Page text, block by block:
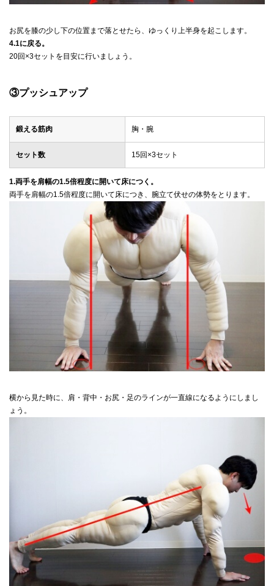
お尻を膝の少し下の位置まで落とせたら、ゆっくり上半身を起こします。
4.1に戻る。
20回×3セットを目安に行いましょう。
③プッシュアップ
鍛える筋肉 胸・腕
セット数 15回×3セット
1.両手を肩幅の1.5倍程度に開いて床につく。
両手を肩幅の1.5倍程度に開いて床につき、腕立て伏せの体勢をとります。
横から見た時に、肩・背中・お尻・足のラインが一直線になるようにしまし
ょう。